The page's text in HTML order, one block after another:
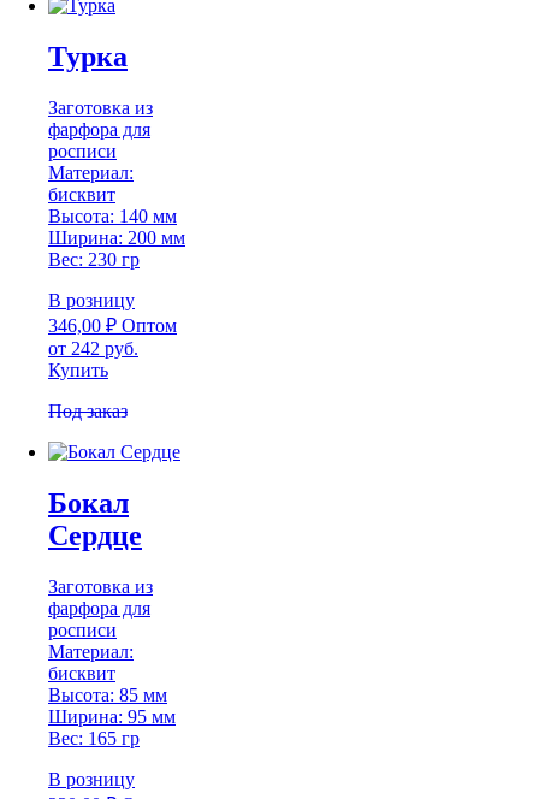
Турка
Заготовка из
фарфора для
росписи
Материал:
бисквит
Высота: 140 мм
Ширина: 200 мм
Вес: 230 гр
В розницу
346,00 ₽ Оптом
от 242 руб.
Купить
Под заказ
Бокал
Сердце
Заготовка из
фарфора для
росписи
Материал:
бисквит
Высота: 85 мм
Ширина: 95 мм
Вес: 165 гр
В розницу